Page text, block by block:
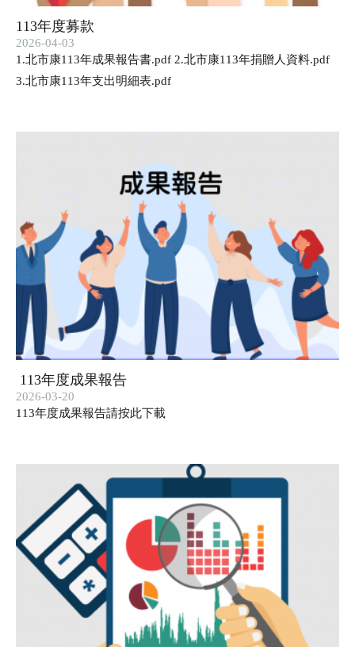
113年度募款
2026-04-03
1.北市康113年成果報告書.pdf 2.北市康113年捐贈人資料.pdf
3.北市康113年支出明細表.pdf
113年度成果報告
2026-03-20
113年度成果報告請按此下載